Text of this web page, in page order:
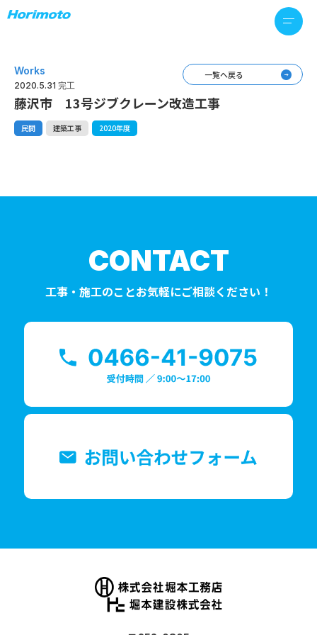
Works
2020.5.31 完工
藤沢市 13号ジブクレーン改造工事
民間 建築工事 2020年度
一覧へ戻る
CONTACT
工事・施工のことお気軽にご相談ください！